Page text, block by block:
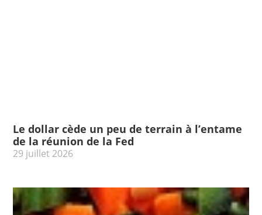
Le dollar cède un peu de terrain à l’entame
de la réunion de la Fed
29 juillet 2026